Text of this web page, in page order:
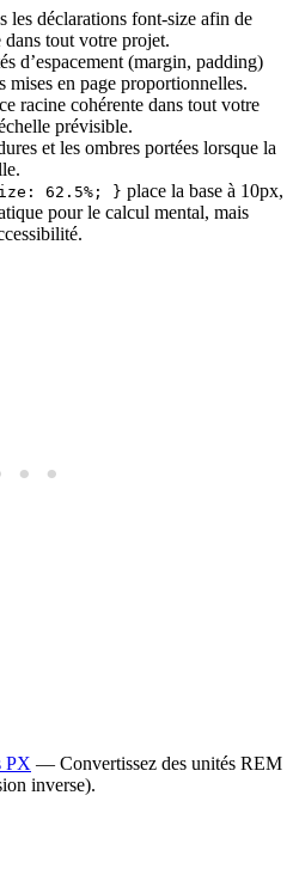
les déclarations font-size afin de
dans tout votre projet.
d’espacement (margin, padding)
en page proportionnelles.
racine cohérente dans tout votre
prévisible.
et les ombres portées lorsque la
62.5%; } place la base à 10px,
pour le calcul mental, mais
PX — Convertissez des unités REM
inverse).